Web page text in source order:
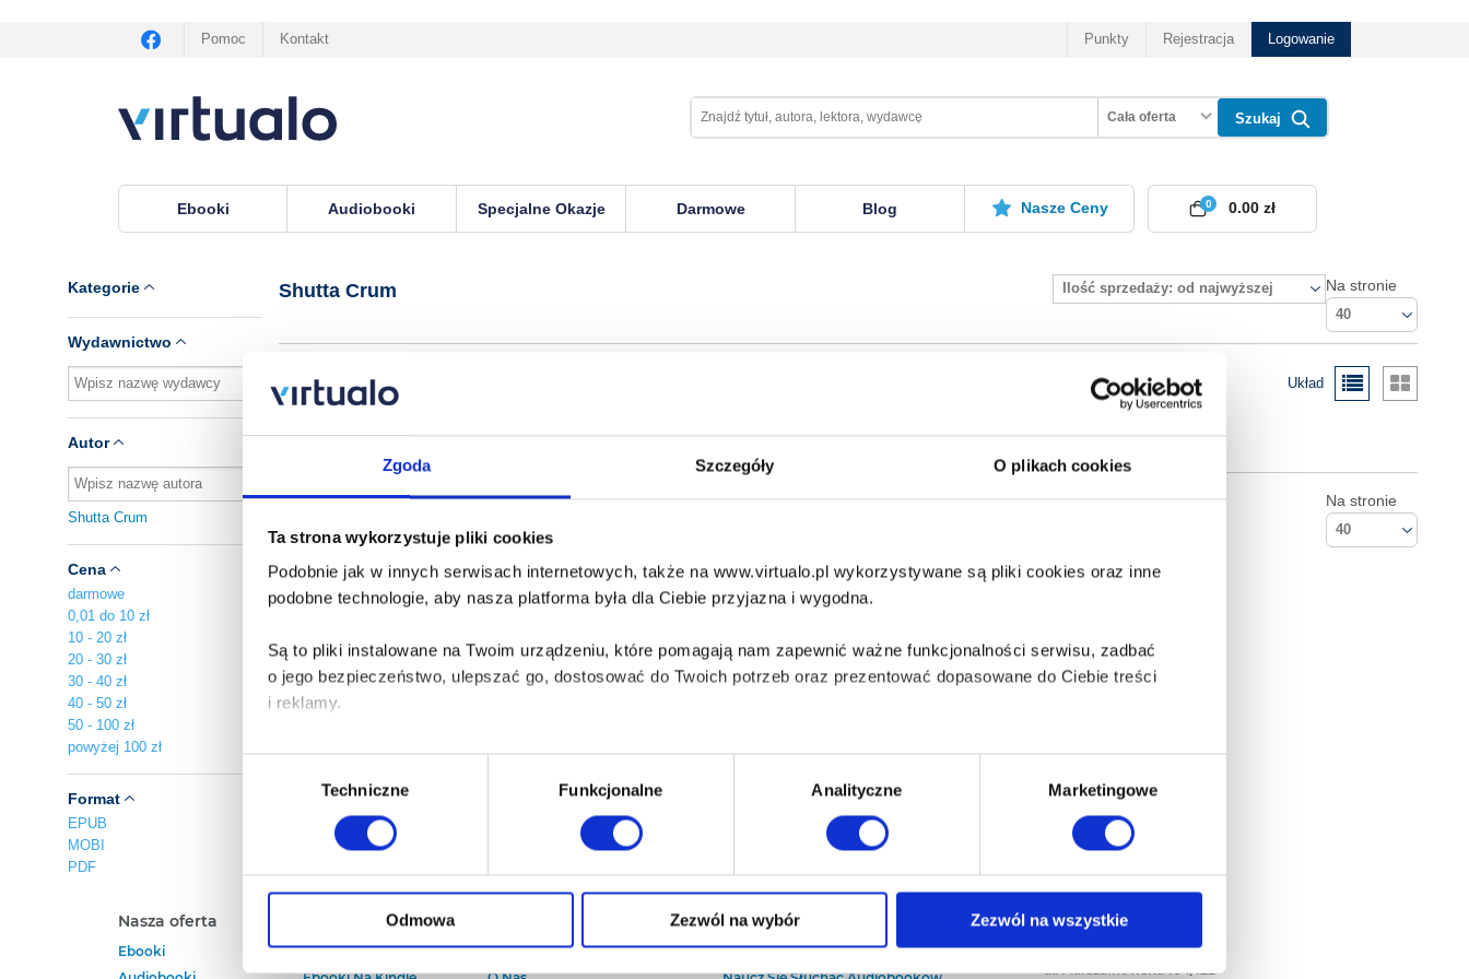
Zgoda Szczegóły O plikach cookies
Ta strona wykorzystuje pliki cookies
Podobnie jak w innych serwisach internetowych, także na www.virtualo.pl wykorzystywane są pliki cookies oraz inne
podobne technologie, aby nasza platforma była dla Ciebie przyjazna i wygodna.
Są to pliki instalowane na Twoim urządzeniu, które pomagają nam zapewnić ważne funkcjonalności serwisu, zadbać
o jego bezpieczeństwo, ulepszać go, dostosować do Twoich potrzeb oraz prezentować dopasowane do Ciebie treści
i reklamy.
Poza plikami, które są nam niezbędne do prawidłowego i bezpiecznego działania serwisu - są także takie, które wymagają
Twojej zgody.
Każda udzielona zgoda poprawi Twoje doświadczenia jeśli jesteś naszym Użytkownikiem.
Techniczne Funkcjonalne Analityczne Marketingowe
Odmowa Zezwól na wybór Zezwól na wszystkie
Pomoc Kontakt Punkty Rejestracja Logowanie
Cała oferta Szukaj
Ebooki Audiobooki Specjalne Okazje Darmowe Blog Nasze Ceny 0
0.00 zł
Kategorie
Wydawnictwo
Autor
Shutta Crum
Cena
darmowe
0,01 do 10 zł
10 - 20 zł
20 - 30 zł
30 - 40 zł
40 - 50 zł
50 - 100 zł
powyżej 100 zł
Format
EPUB
MOBI
PDF
Shutta Crum Ilość sprzedaży: od najwyższej Na stronie
40
Układ
Brak pozycji.
Na stronie
40
Nasza oferta
Ebooki
Polecamy
Darmowe Ebooki
Kontakt
Baza wiedzy
Który Format Ebooka Wybrać?
Kontakt
Empik S.A
ul. Marszałkowska 104/122